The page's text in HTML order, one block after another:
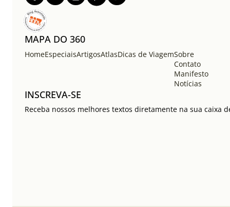
MAPA DO 360
HomeEspeciaisArtigosAtlasDicas de ViagemSobre
Contato
Manifesto
Notícias
INSCREVA-SE
Receba nossos melhores textos diretamente na sua caixa